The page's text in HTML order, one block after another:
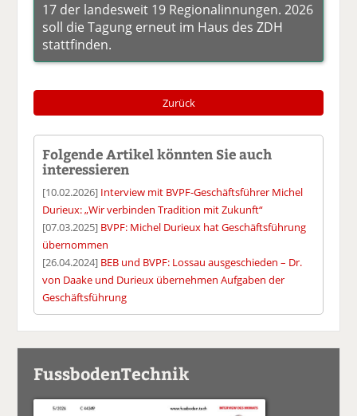
17 der landesweit 19 Regionalinnungen. 2026
soll die Tagung erneut im Haus des ZDH
stattfinden.
Zurück
Folgende Artikel könnten Sie auch
interessieren
[10.02.2026] Interview mit BVPF-Geschäftsführer Michel
Durieux: „Wir verbinden Tradition mit Zukunft“
[07.03.2025] BVPF: Michel Durieux hat Geschäftsführung
übernommen
[26.04.2024] BEB und BVPF: Lossau ausgeschieden – Dr.
von Daake und Durieux übernehmen Aufgaben der
Geschäftsführung
FussbodenTechnik